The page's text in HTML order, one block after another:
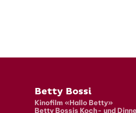
Fusszeile
Betty Bossi
Kinofilm «Hallo Betty»
Betty Bossis Koch- und